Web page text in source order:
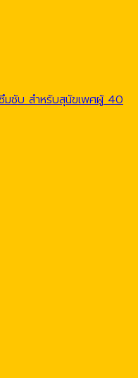
มซับ สำหรับสุนัขเพศผู้ 40